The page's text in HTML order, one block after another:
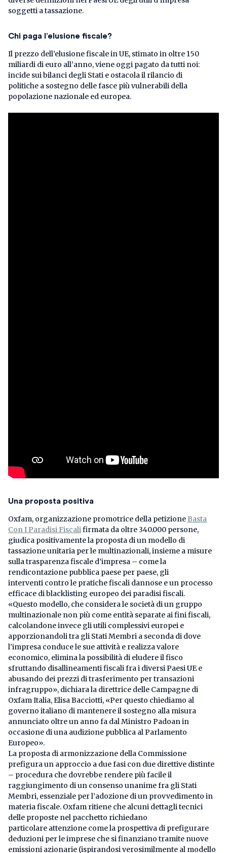
soggetti a tassazione.
Chi paga l’elusione fiscale?
Il prezzo dell’elusione fiscale in UE, stimato in oltre 150
miliardi di euro all’anno, viene oggi pagato da tutti noi:
incide sui bilanci degli Stati e ostacola il rilancio di
politiche a sostegno delle fasce più vulnerabili della
popolazione nazionale ed europea.
Una proposta positiva
Oxfam, organizzazione promotrice della petizione Basta
Con I Paradisi Fiscalifirmata da oltre 340.000 persone,
giudica positivamente la proposta di un modello di
tassazione unitaria per le multinazionali, insieme a misure
sulla trasparenza fiscale d’impresa – come la
rendicontazione pubblica paese per paese, gli
interventi contro le pratiche fiscali dannose e un processo
efficace di blacklisting europeo dei paradisi fiscali.
«Questo modello, che considera le società di un gruppo
multinazionale non più come entità separate ai fini fiscali,
calcolandone invece gli utili complessivi europei e
apporzionandoli tra gli Stati Membri a seconda di dove
l’impresa conduce le sue attività e realizza valore
economico, elimina la possibilità di eludere il fisco
sfruttando disallineamenti fiscali fra i diversi Paesi UE e
abusando dei prezzi di trasferimento per transazioni
infragruppo», dichiara la direttrice delle Campagne di
Oxfam Italia, Elisa Bacciotti, «Per questo chiediamo al
governo italiano di mantenere il sostegno alla misura
annunciato oltre un anno fa dal Ministro Padoan in
occasione di una audizione pubblica al Parlamento
Europeo».
La proposta di armonizzazione della Commissione
prefigura un approccio a due fasi con due direttive distinte
– procedura che dovrebbe rendere più facile il
raggiungimento di un consenso unanime fra gli Stati
Membri, essenziale per l’adozione di un provvedimento in
materia fiscale. Oxfam ritiene che alcuni dettagli tecnici
delle proposte nel pacchetto richiedano
particolare attenzione come la prospettiva di prefigurare
deduzioni per le imprese che si finanziano tramite nuove
emissioni azionarie (ispirandosi verosimilmente al modello